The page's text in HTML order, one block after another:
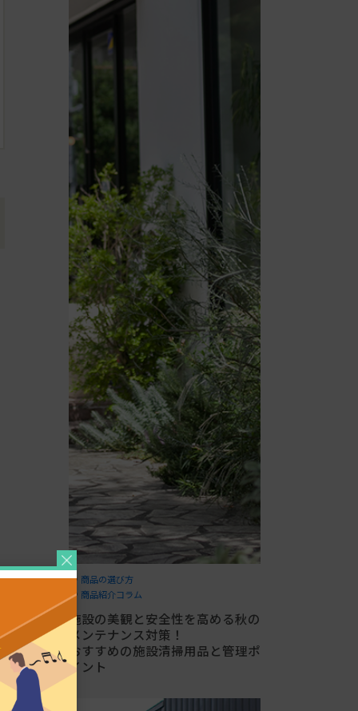
商品の選び方
商品紹介コラム
施設の美観と安全性を高める秋の
メンテナンス対策！
おすすめの施設清掃用品と管理ポ
イント